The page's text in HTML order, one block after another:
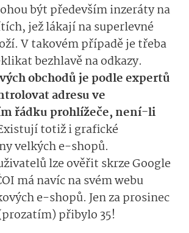
být především inzeráty na
jež lákají na superlevné
V takovém případě je třeba
bezhlavě na odkazy.
obchodů je podle expertů
adresu ve
řádku prohlížeče, není-li
totiž i grafické
velkých e-shopů.
lze ověřit skrze Google
má navíc na svém webu
e-shopů. Jen za prosinec
přibylo 35!